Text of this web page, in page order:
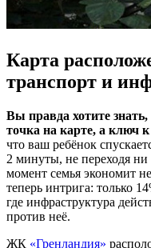
Карта
транспорт и
Вы правда хотите
точка на карте, а ключ
что ваш ребёнок
2 минуты, не переходя
момент семья экономит
теперь интрига: только
где инфраструктура
против неё.
ЖК «Гренландия»